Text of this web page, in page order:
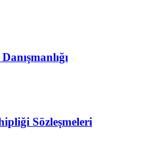
Sözleşmeleri